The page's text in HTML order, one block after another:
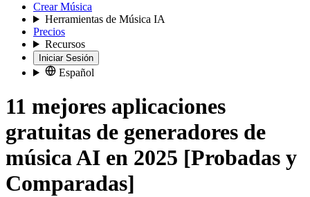
Crear Música
Herramientas de Música IA
Precios
Recursos
Iniciar Sesión
Español
11 mejores aplicaciones
gratuitas de generadores de
música AI en 2025 [Probadas y
Comparadas]